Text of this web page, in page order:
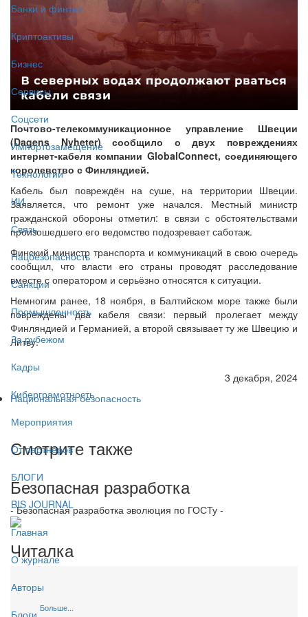
Банки и финтех
Криптоактивы
Бизнес
Сервисы
Соцсети
Импортозамещение
Технологии
ИИ
Связь
Нацбезопасность
Санкции
Промышленность
За рубежом
Кадры
Киберграмотность
Мероприятия
От партнёров
БЛОГИ
BIS JOURNAL
Главная
О журнале
Авторы
Блоги
Почтово-телекоммуникационное управление Швеции
(Dagens Nyheter) сообщило о двух повреждениях
интернет-кабеля компании GlobalConnect, соединяющего
королевство с Финляндией.
Кабель был повреждён на суше, на территории Швеции.
Заявляется, что ремонт уже начался. Местный министр
гражданской обороны отметил: в связи с обстоятельствами
произошедшего его ведомство подозревает саботаж.
Финский министр транспорта и коммуникаций в свою очередь
сообщил, что власти его страны проводят расследование
вместе с оператором и серьёзно относятся к ситуации.
Немногим ранее, 18 ноября, в Балтийском море также были
повреждены два кабеля связи: первый пролегает между
Финляндией и Германией, а второй связывает ту же Швецию и
Литву.
3 декабря, 2024
Национальная безопасность
Смотрите также
Безопасная разработка
- Безопасная разработка эволюция по ГОСТу -
Читалка
Больше...